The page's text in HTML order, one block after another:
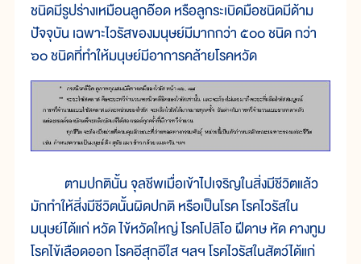
ชนิดมีรูปร่างเหมือนลูกอ๊อด หรือลูกระเบิดมือชนิดมีด้าม
ปัจจุบัน เฉพาะไวรัสของมนุษย์มีมากกว่า ๕๐๐ ชนิด กว่า
๖๐ ชนิดที่ทำให้มนุษย์มีอาการคล้ายโรคหวัด
ตามปกตินั้น จุลชีพเมื่อเข้าไปเจริญในสิ่งมีชีวิตแล้ว
มักทำให้สิ่งมีชีวิตนั้นผิดปกติ หรือเป็นโรค โรคไวรัสใน
มนุษย์ได้แก่ หวัด ไข้หวัดใหญ่ โรคโปลิโอ ฝีดาษ หัด คางทูม
โรคไข้เลือดออก โรคอีสุกอีใส ฯลฯ โรคไวรัสในสัตว์ได้แก่